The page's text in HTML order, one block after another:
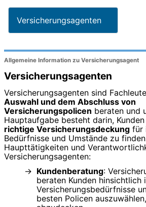
Versicherungsagenten
Allgemeine Information zu Versicherungsagent
Versicherungsagenten
Versicherungsagenten sind
Auswahl und dem Abschluss von
Versicherungspolicen beraten und
Hauptaufgabe besteht darin,
richtige Versicherungsdeckung für
Bedürfnisse und Umstände zu
Haupttätigkeiten und
Versicherungsagenten:
Kundenberatung:
beraten Kunden hinsichtlich
Versicherungsbedürfnisse
besten Policen